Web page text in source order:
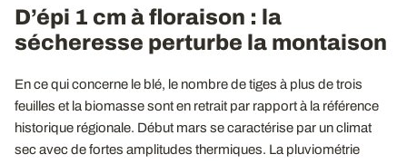
D’épi 1 cm à floraison : la
sécheresse perturbe la montaison
En ce qui concerne le blé, le nombre de tiges à plus de trois
feuilles et la biomasse sont en retrait par rapport à la référence
historique régionale. Début mars se caractérise par un climat
sec avec de fortes amplitudes thermiques. La pluviométrie